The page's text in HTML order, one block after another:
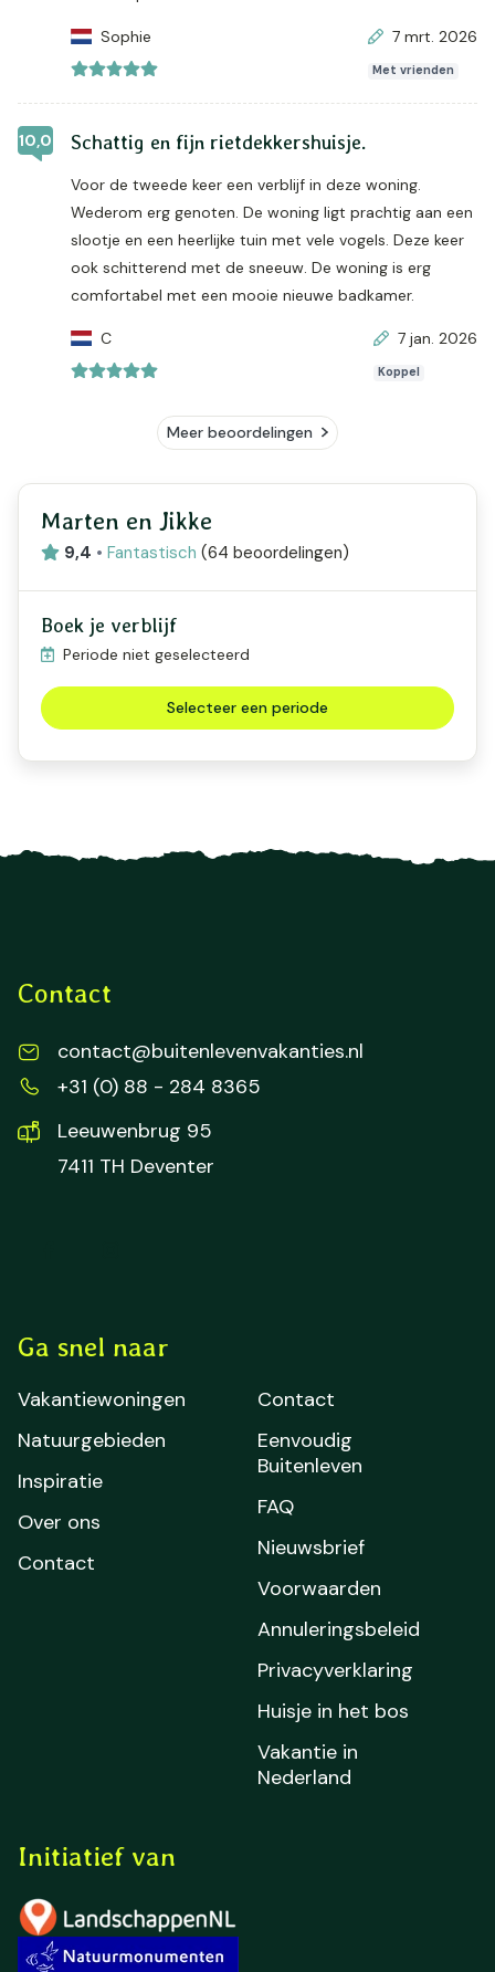
Sophie 7 mrt. 2026
Met vrienden
10,0 Schattig en fijn rietdekkershuisje.
Voor de tweede keer een verblijf in deze woning.
Wederom erg genoten. De woning ligt prachtig aan een
slootje en een heerlijke tuin met vele vogels. Deze keer
ook schitterend met de sneeuw. De woning is erg
comfortabel met een mooie nieuwe badkamer.
C 7 jan. 2026
Koppel
Meer beoordelingen
Marten en Jikke
9,4 • Fantastisch (64 beoordelingen)
Boek je verblijf
Periode niet geselecteerd
Selecteer een periode
Contact
contact@buitenlevenvakanties.nl
+31 (0) 88 - 284 8365
Leeuwenbrug 95
7411 TH Deventer
Ga snel naar
Vakantiewoningen
Natuurgebieden
Inspiratie
Over ons
Contact
Contact
Eenvoudig
Buitenleven
FAQ
Nieuwsbrief
Voorwaarden
Annuleringsbeleid
Privacyverklaring
Huisje in het bos
Vakantie in
Nederland
Initiatief van